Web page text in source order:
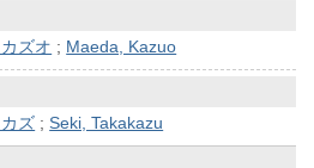
ズオ ; Maeda, Kazuo
ズ ;Seki, Takakazu